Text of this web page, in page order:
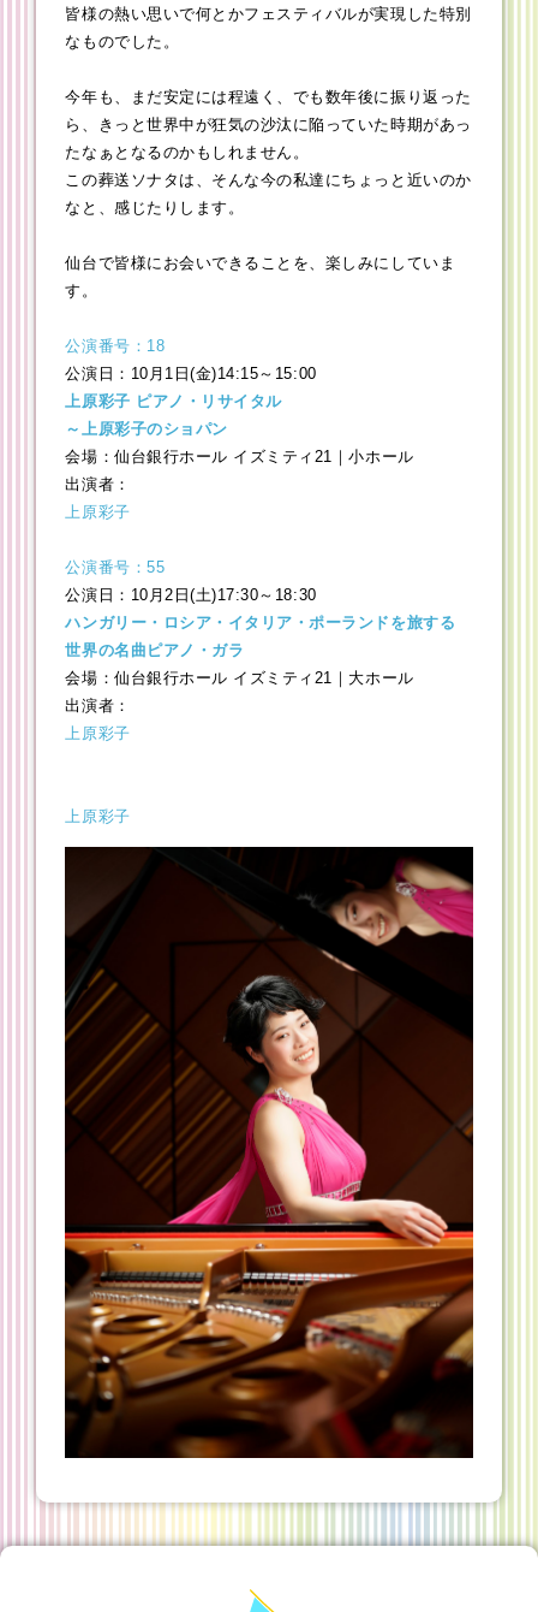
皆様の熱い思いで何とかフェスティバルが実現した特別
なものでした。
今年も、まだ安定には程遠く、でも数年後に振り返った
ら、きっと世界中が狂気の沙汰に陥っていた時期があっ
たなぁとなるのかもしれません。
この葬送ソナタは、そんな今の私達にちょっと近いのか
なと、感じたりします。
仙台で皆様にお会いできることを、楽しみにしていま
す。
公演番号：18
公演日：10月1日(金)14:15～15:00
上原彩子 ピアノ・リサイタル
～上原彩子のショパン
会場：仙台銀行ホール イズミティ21｜小ホール
出演者：
上原彩子
公演番号：55
公演日：10月2日(土)17:30～18:30
ハンガリー・ロシア・イタリア・ポーランドを旅する
世界の名曲ピアノ・ガラ
会場：仙台銀行ホール イズミティ21｜大ホール
出演者：
上原彩子
上原彩子